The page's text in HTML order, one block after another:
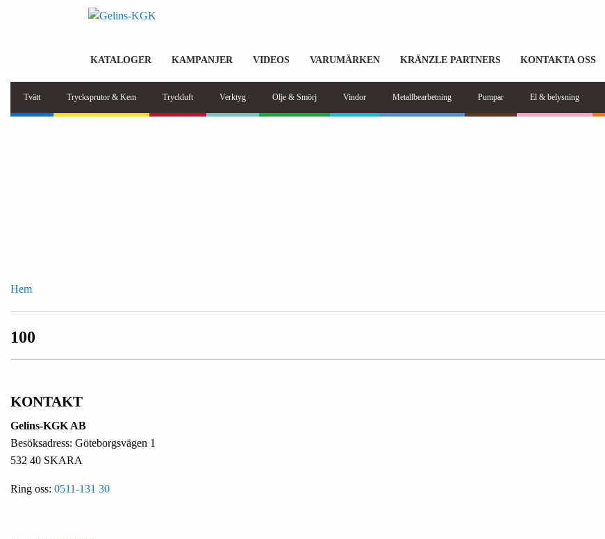
KATALOGER KAMPANJER VIDEOS VARUMÄRKEN KRÄNZLE PARTNERS KONTAKTA OSS
Tvätt Trycksprutor & Kem Tryckluft Verktyg Olje & Smörj Vindor Metallbearbetning Pumpar El & belysning
Hem
100
KONTAKT
Gelins-KGK AB
Besöksadress: Göteborgsvägen 1
532 40 SKARA
Ring oss: 0511-131 30